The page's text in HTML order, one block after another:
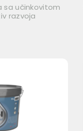
sa učinkovitom
razvoja